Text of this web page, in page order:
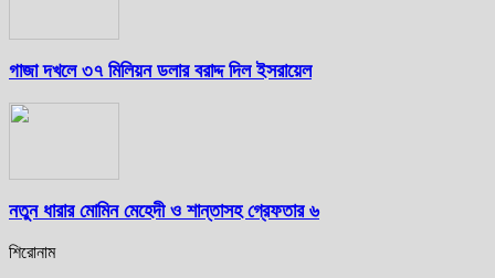
গাজা দখলে ৩৭ মিলিয়ন ডলার বরাদ্দ দিল ইসরায়েল
নতুন ধারার মোমিন মেহেদী ও শান্তাসহ গ্রেফতার ৬
শিরোনাম